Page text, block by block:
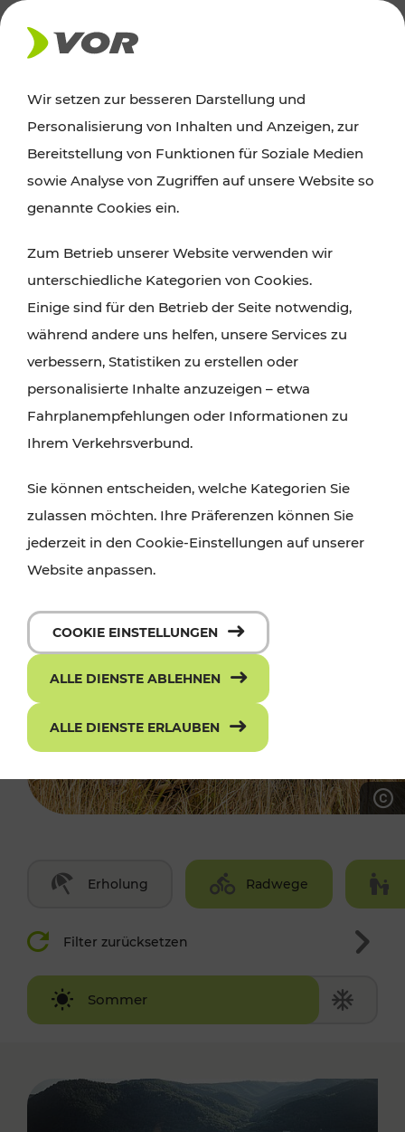
AKTUELLES
Ausflugstipps
Wien, Niederösterreich und das Burgenland
Wanderungen, Kultur und Gastronomie,
Radtouren oder purer Naturgenuss – viele
Attraktionen sind mit den Ticket- und Fahrplan-
Angeboten des VOR gut und schnell erreichbar.
Erholung Radwege
Filter zurücksetzen
Sommer
Winter
Wir setzen zur besseren Darstellung und
Personalisierung von Inhalten und Anzeigen, zur
Bereitstellung von Funktionen für Soziale Medien
sowie Analyse von Zugriffen auf unsere Website so
genannte Cookies ein.
Zum Betrieb unserer Website verwenden wir
unterschiedliche Kategorien von Cookies.
Einige sind für den Betrieb der Seite notwendig,
während andere uns helfen, unsere Services zu
verbessern, Statistiken zu erstellen oder
personalisierte Inhalte anzuzeigen – etwa
Fahrplanempfehlungen oder Informationen zu
Ihrem Verkehrsverbund.
Sie können entscheiden, welche Kategorien Sie
zulassen möchten. Ihre Präferenzen können Sie
jederzeit in den Cookie-Einstellungen auf unserer
Website anpassen.
COOKIE EINSTELLUNGEN
ALLE DIENSTE ABLEHNEN
ALLE DIENSTE ERLAUBEN